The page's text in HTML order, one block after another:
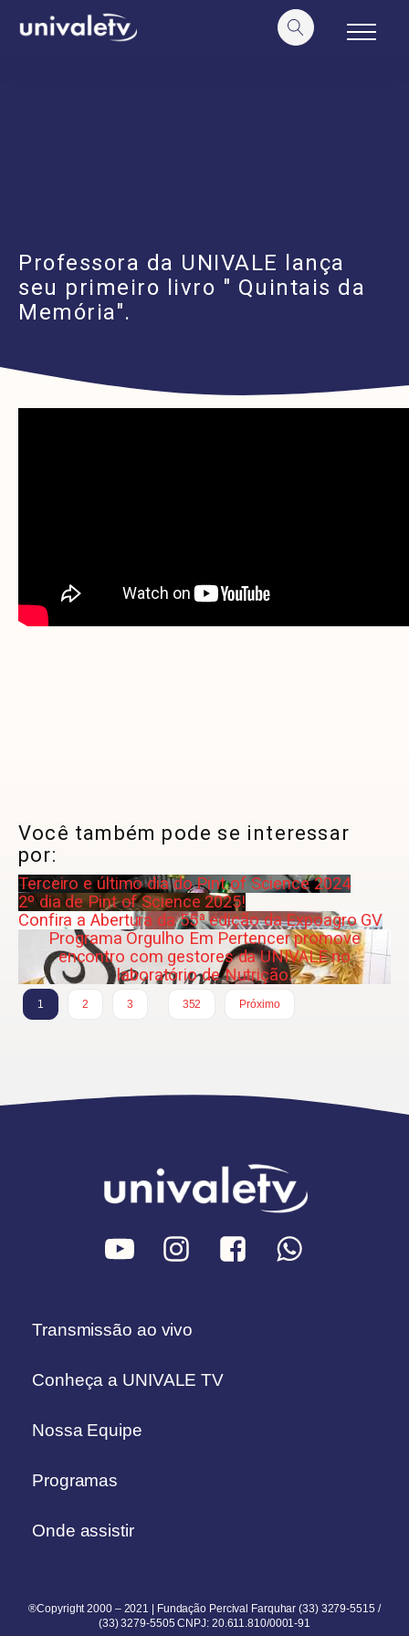
conteúdo
Professora da UNIVALE lança
seu primeiro livro " Quintais da
Memória".
Você também pode se interessar
por:
Terceiro e último dia do Pint of Science 2024
2º dia de Pint of Science 2025!
Confira a Abertura da 55ª edição da Expoagro GV
Programa Orgulho Em Pertencer promove
encontro com gestores da UNIVALE no
laboratório de Nutrição.
1 2 3
352
Próximo
Transmissão ao vivo
Conheça a UNIVALE TV
Nossa Equipe
Programas
Onde assistir
®Copyright 2000 – 2021 | Fundação Percival Farquhar (33) 3279-5515 /
(33) 3279-5505 CNPJ: 20.611.810/0001-91